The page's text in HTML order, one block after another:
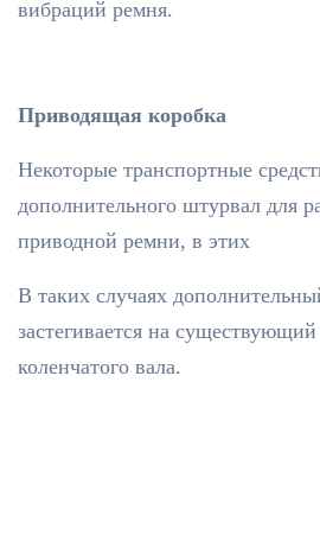
вибраций ремня.
Приводящая коробка
Некоторые транспортные
дополнительного штурвал для
приводной ремни, в этих
В таких случаях
застегивается на
коленчатого вала.